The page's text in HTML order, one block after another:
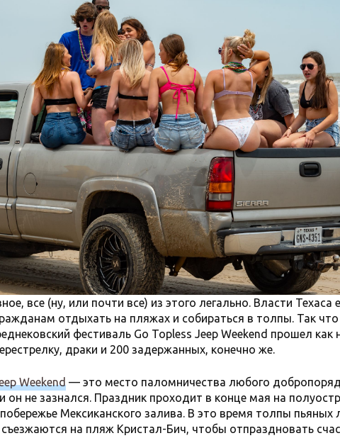
все (ну, или почти все) из этого легально. Власти Техаса
отдыхать на пляжах и собираться в толпы. Так
фестиваль Go Topless Jeep Weekend прошел как
драки и 200 задержанных, конечно же.
Weekend — это место паломничества любого
он не зазнался. Праздник проходит в конце мая на
Мексиканского залива. В это время толпы пьяных
съезжаются на пляж Кристал-Бич, чтобы отпраздновать